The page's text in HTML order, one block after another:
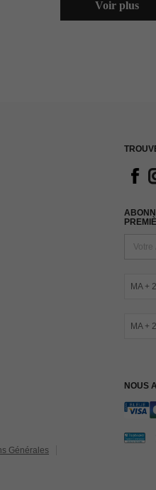
Voir plus
MA +
MA +
NOUS
Générales